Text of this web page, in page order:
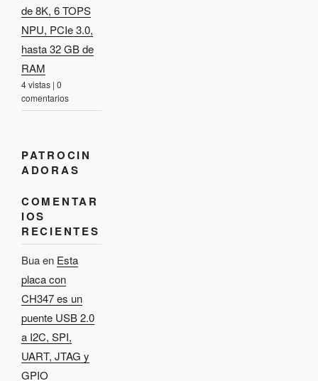
de 8K, 6 TOPS
NPU, PCIe 3.0,
hasta 32 GB de
RAM
4 vistas | 0
comentarios
PATROCIN
ADORAS
COMENTAR
IOS
RECIENTES
Buaen Esta
placa con
CH347 es un
puente USB 2.0
a I2C, SPI,
UART, JTAG y
GPIO